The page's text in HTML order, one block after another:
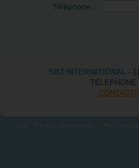
Téléphone :
SBJ INTERNATIONAL -
TÉLÉPHONE